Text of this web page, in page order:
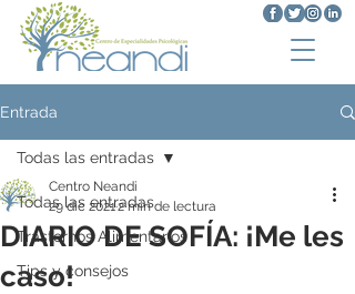
Entrada
Todas las entradas
Trastornos Alimentarios
Tips y consejos
Todas las entradas
DIARIO DE SOFÍA: ¡Me les
caso!
Centro Neandi
29 dic 20212 min de lectura